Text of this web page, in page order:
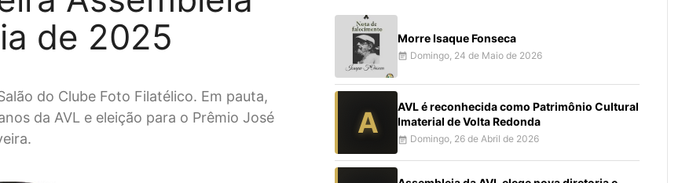
de 2025
do Clube Foto Filatélico. Em pauta,
da AVL e eleição para o Prêmio José
Morre Isaque Fonseca
event_note Domingo, 24 de Maio de 2026
A
AVL é reconhecida como Patrimônio Cultural
Imaterial de Volta Redonda
event_note Domingo, 26 de Abril de 2026